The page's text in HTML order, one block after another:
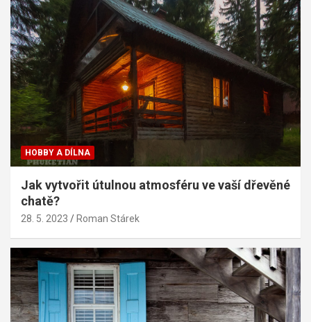
HOBBY A DÍLNA
Jak vytvořit útulnou atmosféru ve vaší dřevěné
chatě?
28. 5. 2023 Roman Stárek